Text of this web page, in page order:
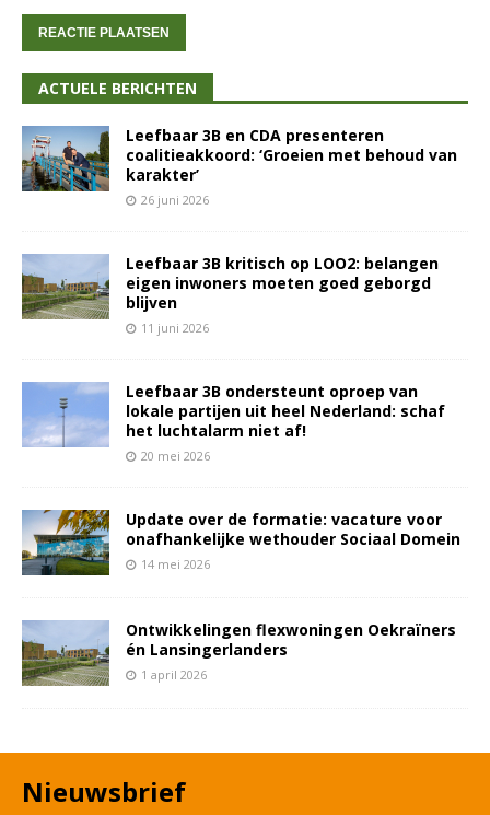
ACTUELE BERICHTEN
Leefbaar 3B en CDA presenteren
coalitieakkoord: ‘Groeien met behoud van
karakter’
26 juni 2026
Leefbaar 3B kritisch op LOO2: belangen
eigen inwoners moeten goed geborgd
blijven
11 juni 2026
Leefbaar 3B ondersteunt oproep van
lokale partijen uit heel Nederland: schaf
het luchtalarm niet af!
20 mei 2026
Update over de formatie: vacature voor
onafhankelijke wethouder Sociaal Domein
14 mei 2026
Ontwikkelingen flexwoningen Oekraïners
én Lansingerlanders
1 april 2026
Nieuwsbrief